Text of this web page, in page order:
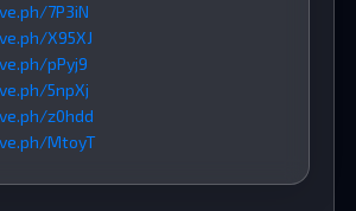
7P3iN
X95XJ
pPyj9
5npXj
z0hdd
MtoyT